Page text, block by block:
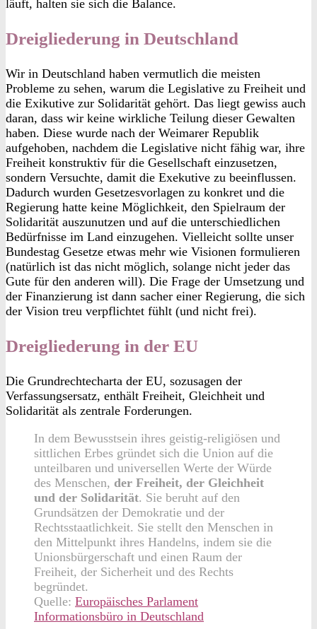
läuft, halten sie sich die Balance.
Dreigliederung in Deutschland
Wir in Deutschland haben vermutlich die meisten
Probleme zu sehen, warum die Legislative zu Freiheit und
die Exikutive zur Solidarität gehört. Das liegt gewiss auch
daran, dass wir keine wirkliche Teilung dieser Gewalten
haben. Diese wurde nach der Weimarer Republik
aufgehoben, nachdem die Legislative nicht fähig war, ihre
Freiheit konstruktiv für die Gesellschaft einzusetzen,
sondern Versuchte, damit die Exekutive zu beeinflussen.
Dadurch wurden Gesetzesvorlagen zu konkret und die
Regierung hatte keine Möglichkeit, den Spielraum der
Solidarität auszunutzen und auf die unterschiedlichen
Bedürfnisse im Land einzugehen. Vielleicht sollte unser
Bundestag Gesetze etwas mehr wie Visionen formulieren
(natürlich ist das nicht möglich, solange nicht jeder das
Gute für den anderen will). Die Frage der Umsetzung und
der Finanzierung ist dann sacher einer Regierung, die sich
der Vision treu verpflichtet fühlt (und nicht frei).
Dreigliederung in der EU
Die Grundrechtecharta der EU, sozusagen der
Verfassungsersatz, enthält Freiheit, Gleichheit und
Solidarität als zentrale Forderungen.
In dem Bewusstsein ihres geistig-religiösen und
sittlichen Erbes gründet sich die Union auf die
unteilbaren und universellen Werte der Würde
des Menschen, der Freiheit, der Gleichheit
und der Solidarität. Sie beruht auf den
Grundsätzen der Demokratie und der
Rechtsstaatlichkeit. Sie stellt den Menschen in
den Mittelpunkt ihres Handelns, indem sie die
Unionsbürgerschaft und einen Raum der
Freiheit, der Sicherheit und des Rechts
begründet.
Quelle: Europäisches Parlament
Informationsbüro in Deutschland